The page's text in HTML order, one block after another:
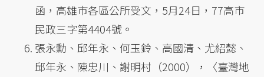
函，高雄市各區公所受文，5月24日，77高市
民政三字第4404號。
張永勳、邱年永、何玉鈴、高國清、尤紹懿、
邱年永、陳忠川、謝明村（2000），〈臺灣地